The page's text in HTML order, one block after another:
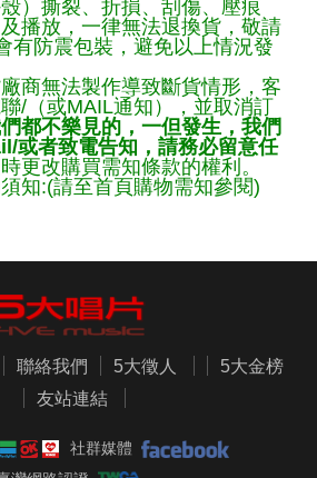
）撕裂、折損、刮傷、壓痕
播放，一律無法退換貨，敬請
有防震包裝，避免以上情況發
商無法製作導致斷貨情形，客
/（或MAIL通知），並取消訂
都不樂見的，一但發生，我們
或者致電告知，請務必留意任
更改購買需知條款的權利。
知:(請至首頁購物需知參閱)
聯絡我們 5大徵人
5大金榜
友站連結
社群媒體